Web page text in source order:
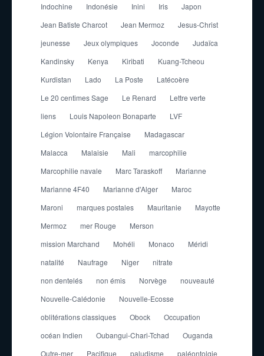
Indochine
Indonésie Inini Iris
Japon
Jean Batiste Charcot
Jean Mermoz
Jesus-Christ
jeunesse
Jeux olympiques Joconde
Judaïca
Kandinsky
Kenya Kiribati
Kuang-Tcheou
Kurdistan
Lado La Poste
Latécoère
Le 20 centimes Sage
Le Renard
Lettre verte
liens
Louis Napoleon Bonaparte
LVF
Légion Volontaire Française
Madagascar
Malacca
Malaisie Mali
marcophilie
Marcophilie navale
Marc Taraskoff
Marianne
Marianne 4F40
Marianne d'Alger
Maroc
Maroni
marques postales Mauritanie
Mayotte
Mermoz
mer Rouge
Merson
mission Marchand
Mohéli Monaco
Méridi
natalité
Naufrage Niger
nitrate
non dentelés
non émis Norvège
nouveauté
Nouvelle-Calédonie
Nouvelle-Ecosse
oblitérations classiques
Obock
Occupation
océan Indien
Oubangui-Chari-Tchad
Ouganda
Outre-mer
Pacifique paludisme paléontolgie